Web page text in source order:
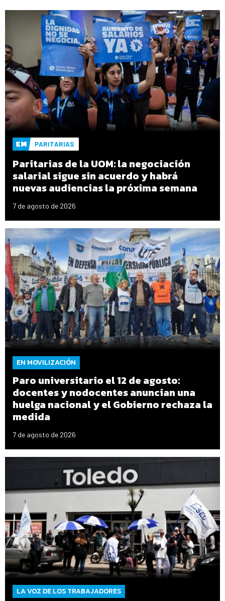
PARITARIAS
Paritarias de la UOM: la negociación
salarial sigue sin acuerdo y habrá
nuevas audiencias la próxima semana
7 de agosto de 2026
EN MOVILIZACIÓN
Paro universitario el 12 de agosto:
docentes y nodocentes anuncian una
huelga nacional y el Gobierno rechaza la
medida
7 de agosto de 2026
LA VOZ DE LOS TRABAJADORES